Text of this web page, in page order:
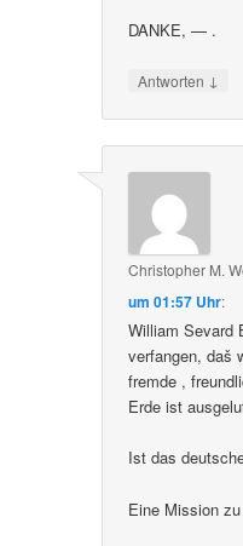
DANKE, — .
Antworten ↓
Christopher M.
um 01:57 Uhr:
William Sevard
verfangen, daš
fremde ,
Erde ist
Ist das
Eine Mission